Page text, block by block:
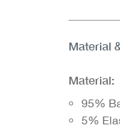
Material
Material:
95%
5%